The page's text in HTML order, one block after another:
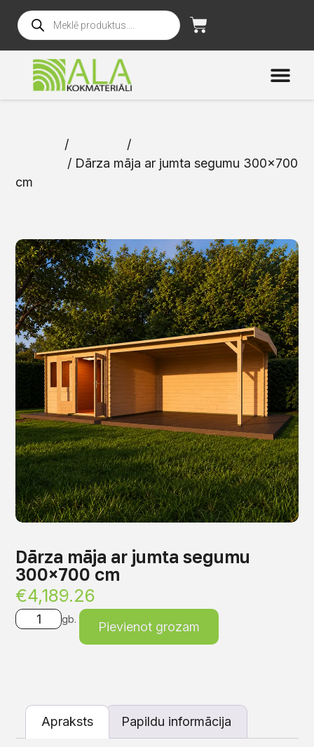
/ /
/ Dārza māja ar jumta segumu 300×700
cm
Dārza māja ar jumta segumu
300×700 cm
€4,189.26
gb.
Pievienot grozam
Apraksts Papildu informācija